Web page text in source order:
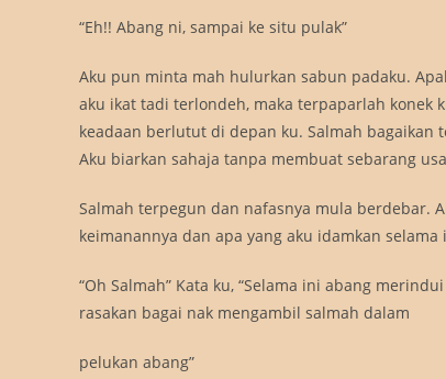
“Eh!! Abang ni, sampai ke situ pulak”
Aku pun minta mah hulurkan sabun padaku.
aku ikat tadi terlondeh, maka terpaparlah konek
keadaan berlutut di depan ku. Salmah bagaikan
Aku biarkan sahaja tanpa membuat sebarang
Salmah terpegun dan nafasnya mula berdebar.
keimanannya dan apa yang aku idamkan
“Oh Salmah” Kata ku, “Selama ini abang
rasakan bagai nak mengambil salmah dalam
pelukan abang”